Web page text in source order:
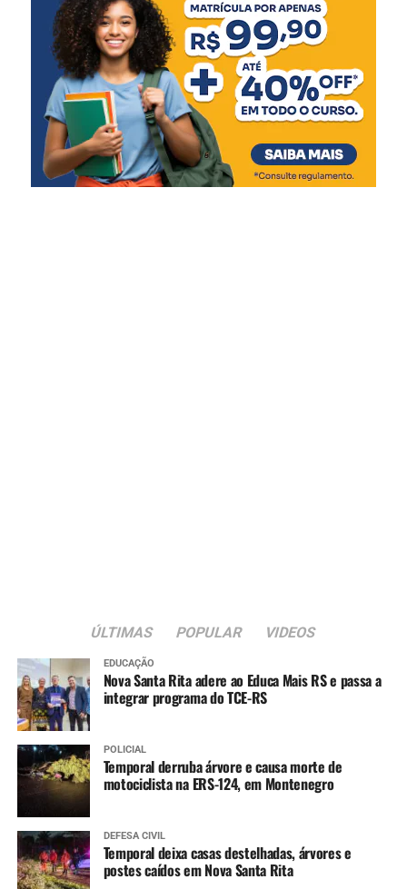
A Prefeitura de Canoas ainda não informou oficialmente
quem assumirá a Secretaria Municipal de Relações
Institucionais.
ÚLTIMAS POPULAR VIDEOS
EDUCAÇÃO
Nova Santa Rita adere ao Educa Mais RS e passa a
integrar programa do TCE-RS
POLICIAL
Temporal derruba árvore e causa morte de
motociclista na ERS-124, em Montenegro
DEFESA CIVIL
Temporal deixa casas destelhadas, árvores e
postes caídos em Nova Santa Rita